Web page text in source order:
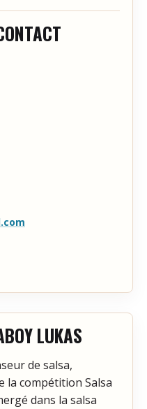
LUKAS
de salsa,
la compétition Salsa
dans la salsa